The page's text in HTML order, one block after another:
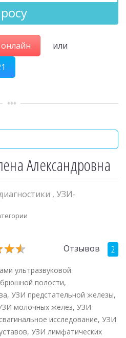
или
Александровна
, УЗИ-
★★
★★ Отзывов 2
ультразвуковой
полости,
УЗИ предстательной железы,
молочных желез, УЗИ
исследование, УЗИ
УЗИ лимфатических